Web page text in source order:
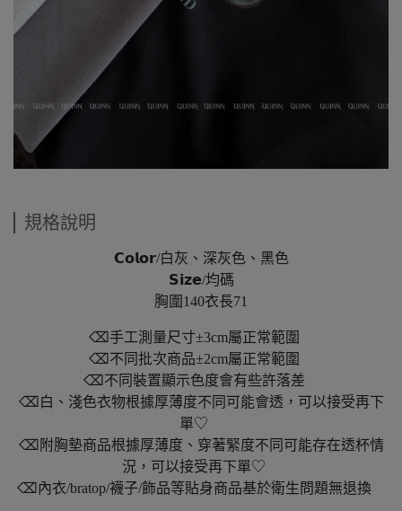
規格說明
𝗖𝗼𝗹𝗼𝗿/白灰、深灰色、黑色
𝗦𝗶𝘇𝗲/均碼
胸圍140衣長71
⌫手工測量尺寸±3cm屬正常範圍
⌫不同批次商品±2cm屬正常範圍
⌫不同裝置顯示色度會有些許落差
⌫白、淺色衣物根據厚薄度不同可能會透，可以接受再下
單♡
⌫附胸墊商品根據厚薄度、穿著緊度不同可能存在透杯情
況，可以接受再下單♡
⌫內衣/bratop/襪子/飾品等貼身商品基於衛生問題無退換